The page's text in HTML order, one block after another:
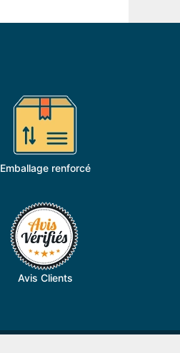
Emballage renforcé
Avis Clients